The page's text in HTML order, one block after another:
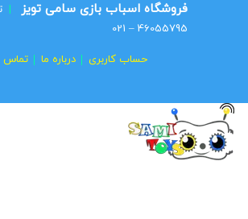
فروشگاه اسباب بازی سامی تویز |
46055795 – 021
حساب کاربری درباره ما تماس